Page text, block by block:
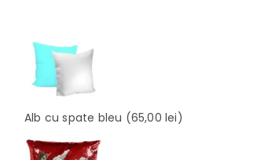
Alb cu spate bleu (65,00 lei)